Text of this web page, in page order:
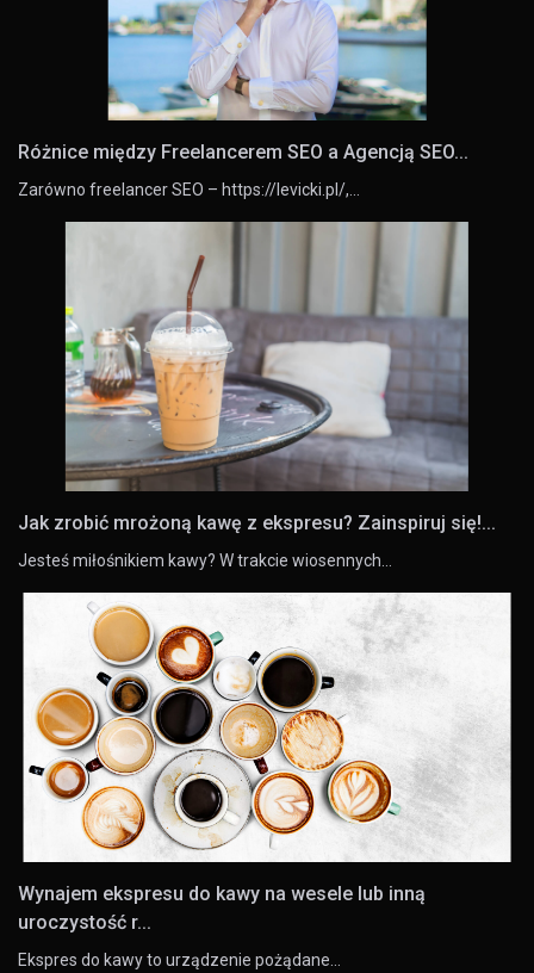
Różnice między Freelancerem SEO a Agencją SEO...
Zarówno freelancer SEO – https://levicki.pl/,…
Jak zrobić mrożoną kawę z ekspresu? Zainspiruj się!...
Jesteś miłośnikiem kawy? W trakcie wiosennych…
Wynajem ekspresu do kawy na wesele lub inną
uroczystość r...
Ekspres do kawy to urządzenie pożądane…